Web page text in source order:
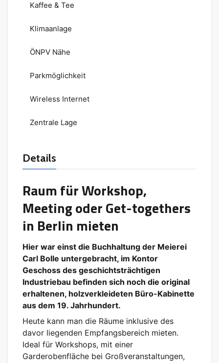
Kaffee & Tee
Klimaanlage
ÖNPV Nähe
Parkmöglichkeit
Wireless Internet
Zentrale Lage
Details
Raum für Workshop,
Meeting oder Get-togethers
in Berlin mieten
Hier war einst die Buchhaltung der Meierei
Carl Bolle untergebracht, im Kontor
Geschoss des geschichtsträchtigen
Industriebau befinden sich noch die original
erhaltenen, holzverkleideten Büro-Kabinette
aus dem 19. Jahrhundert.
Heute kann man die Räume inklusive des
davor liegenden Empfangsbereich mieten.
Ideal für Workshops, mit einer
Garderobenfläche bei Großveranstaltungen,